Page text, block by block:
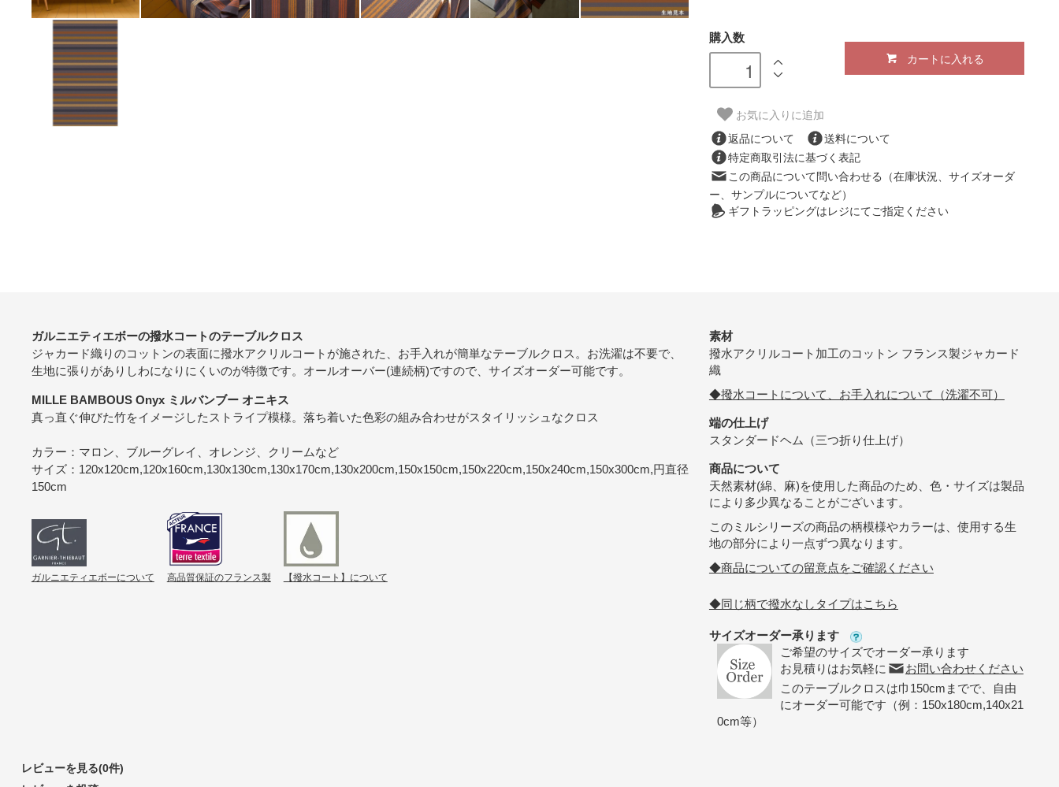
購入数
カートに入れる
お気に入りに追加
返品について
送料について
特定商取引法に基づく表記
この商品について問い合わせる（在庫状況、サイズオーダ
ー、サンプルについてなど）
ギフトラッピングはレジにてご指定ください
ガルニエティエボーの撥水コートのテーブルクロス
ジャカード織りのコットンの表面に撥水アクリルコートが施された、お手入れが簡単なテーブルクロス。お洗濯は不要で、
生地に張りがありしわになりにくいのが特徴です。オールオーバー(連続柄)ですので、サイズオーダー可能です。
MILLE BAMBOUS Onyx ミルバンブー オニキス
真っ直ぐ伸びた竹をイメージしたストライプ模様。落ち着いた色彩の組み合わせがスタイリッシュなクロス
カラー：マロン、ブルーグレイ、オレンジ、クリームなど
サイズ：120x120cm,120x160cm,130x130cm,130x170cm,130x200cm,150x150cm,150x220cm,150x240cm,150x300cm,円直径
150cm
ガルニエティエボーについて 高品質保証のフランス製 【撥水コート】について
素材
撥水アクリルコート加工のコットン フランス製ジャカード
織
◆撥水コートについて、お手入れについて（洗濯不可）
端の仕上げ
スタンダードヘム（三つ折り仕上げ）
商品について
天然素材(綿、麻)を使用した商品のため、色・サイズは製品
により多少異なることがございます。
このミルシリーズの商品の柄模様やカラーは、使用する生
地の部分により一点ずつ異なります。
◆商品についての留意点をご確認ください
◆同じ柄で撥水なしタイプはこちら
サイズオーダー承ります
ご希望のサイズでオーダー承ります
お見積りはお気軽に
お問い合わせください
このテーブルクロスは巾150cmまでで、自由
にオーダー可能です（例：150x180cm,140x21
0cm等）
レビューを見る(0件)